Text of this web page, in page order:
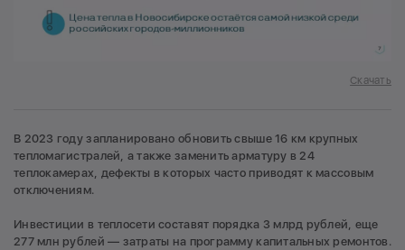
Скачать
В 2023 году запланировано обновить свыше 16 км крупных
тепломагистралей, а также заменить арматуру в 24
теплокамерах, дефекты в которых часто приводят к массовым
отключениям.
Инвестиции в теплосети составят порядка 3 млрд рублей, еще
277 млн рублей — затраты на программу капитальных ремонтов.